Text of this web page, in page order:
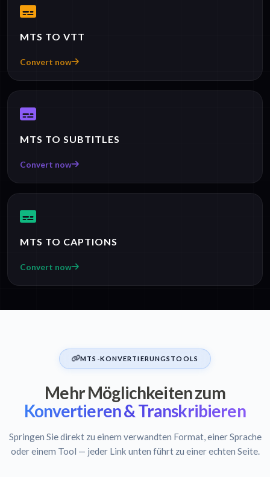
MTS TO VTT
Convert now
MTS TO SUBTITLES
Convert now
MTS TO CAPTIONS
Convert now
MTS-KONVERTIERUNGSTOOLS
Mehr Möglichkeiten zum
Konvertieren & Transkribieren
Springen Sie direkt zu einem verwandten Format, einer Sprache
oder einem Tool — jeder Link unten führt zu einer echten Seite.